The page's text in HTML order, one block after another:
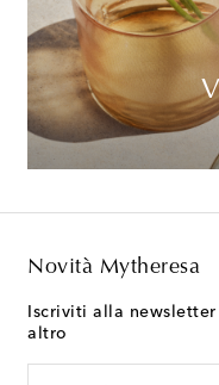
Novità Mytheresa
Iscriviti alla
altro